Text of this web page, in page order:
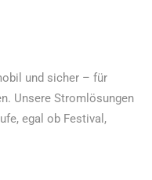
und sicher – für
Unsere Stromlösungen
egal ob Festival,